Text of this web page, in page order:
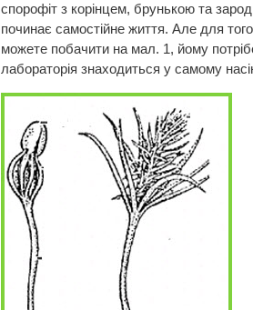
спорофіт з корінцем, брунькою та
починає самостійне життя. Але для
можете побачити на мал. 1, йому
лабораторія знаходиться у самому